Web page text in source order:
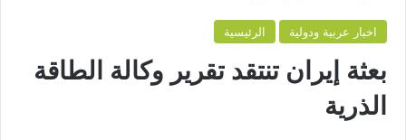
اخبار عربية ودولية الرئيسية
بعثة إيران تنتقد تقرير وكالة الطاقة
الذرية